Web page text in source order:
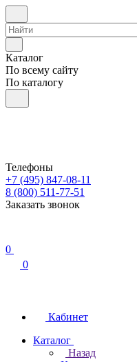
Каталог
По всему сайту
По каталогу
Телефоны
+7 (495) 847-08-11
8 (800) 511-77-51
Заказать звонок
0
0
Кабинет
Каталог
Назад